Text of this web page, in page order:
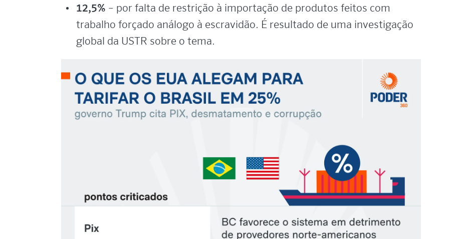
12,5% – por falta de restrição à importação de produtos feitos com
trabalho forçado análogo à escravidão. É resultado de uma investigação
global da USTR sobre o tema.